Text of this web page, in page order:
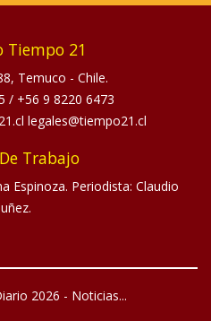
Tiempo 21
Temuco - Chile.
/ +56 9 8220 6473
legales@tiempo21.cl
Trabajo
Espinoza. Periodista: Claudio
2026 - Noticias...